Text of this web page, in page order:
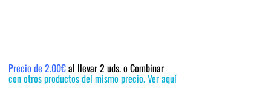
Precio de 2.00€al llevar 2 uds. o Combinar
con otros productos del mismo precio. Ver aquí